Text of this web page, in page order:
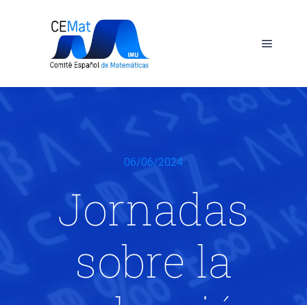
06/06/2024
Jornadas
sobre la